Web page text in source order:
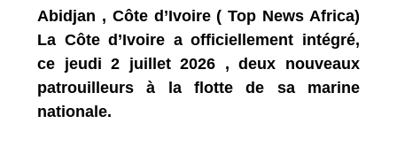
Abidjan , Côte d’Ivoire ( Top News Africa)
La Côte d’Ivoire a officiellement intégré,
ce jeudi 2 juillet 2026 , deux nouveaux
patrouilleurs à la flotte de sa marine
nationale.